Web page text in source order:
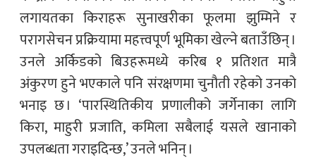
लगायतका किराहरू सुनाखरीका फूलमा झुम्मिने र
परागसेचन प्रक्रियामा महत्त्वपूर्ण भूमिका खेल्ने बताउँछिन् ।
उनले अर्किडको बिउहरूमध्ये करिब १ प्रतिशत मात्रै
अंकुरण हुने भएकाले पनि संरक्षणमा चुनौती रहेको उनको
भनाइ छ । ‘पारस्थितिकीय प्रणालीको जर्गेनाका लागि
किरा, माहुरी प्रजाति, कमिला सबैलाई यसले खानाको
उपलब्धता गराइदिन्छ,’ उनले भनिन् ।